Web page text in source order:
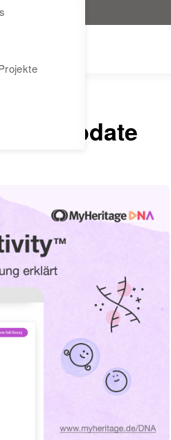
Update